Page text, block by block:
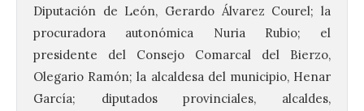
Diputación de León, Gerardo Álvarez Courel; la
procuradora autonómica Nuria Rubio; el
presidente del Consejo Comarcal del Bierzo,
Olegario Ramón; la alcaldesa del municipio, Henar
García; diputados provinciales, alcaldes,